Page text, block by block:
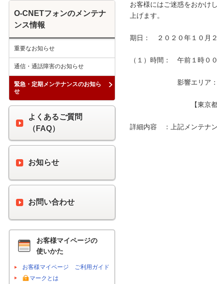
お客様にはご迷惑をおかけ
上げます。
期日：　２０２０年１０月
（１）時間：　午前１時０
影響エリア：　下記
【東京
詳細内容　：上記メンテナ
O-CNETフォンのメンテナ
ンス情報
重要なお知らせ
通信・通話障害のお知らせ
緊急・定期メンテナンスのお知ら
せ
よくあるご質問
（FAQ）
お知らせ
お問い合わせ
お客様マイページの
使いかた
お客様マイページ ご利用ガイド
マークとは